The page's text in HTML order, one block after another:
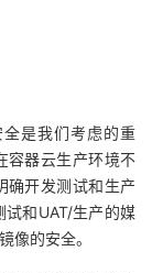
是我们考虑的重
容器云生产环境不
确开发测试和生产
和UAT/生产的媒
像的安全。